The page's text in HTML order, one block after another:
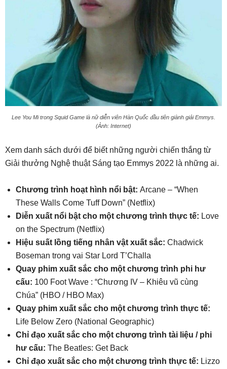
Lee You Mi trong Squid Game là nữ diễn viên Hàn Quốc đầu tiên giành giải Emmys.
(Ảnh: Internet)
Xem danh sách dưới để biết những người chiến thắng từ
Giải thưởng Nghệ thuật Sáng tạo Emmys 2022 là những ai.
Chương trình hoạt hình nổi bật: Arcane – “When
These Walls Come Tuff Down” (Netflix)
Diễn xuất nổi bật cho một chương trình thực tế: Love
on the Spectrum (Netflix)
Hiệu suất lồng tiếng nhân vật xuất sắc: Chadwick
Boseman trong vai Star Lord T’Challa
Quay phim xuất sắc cho một chương trình phi hư
cấu: 100 Foot Wave : “Chương IV – Khiêu vũ cùng
Chúa” (HBO / HBO Max)
Quay phim xuất sắc cho một chương trình thực tế:
Life Below Zero (National Geographic)
Chỉ đạo xuất sắc cho một chương trình tài liệu / phi
hư cấu: The Beatles: Get Back
Chỉ đạo xuất sắc cho một chương trình thực tế: Lizzo